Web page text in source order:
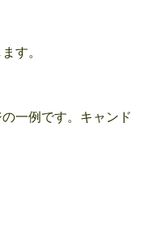
す。
一例です。キャンド